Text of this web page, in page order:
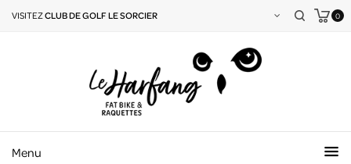
VISITEZCLUB DE GOLF LE SORCIER 0
Menu